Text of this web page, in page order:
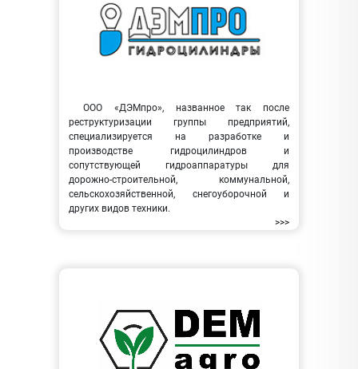
ООО «ДЭМпро», названное так после
реструктуризации группы предприятий,
специализируется на разработке и
производстве гидроцилиндров и
сопутствующей гидроаппаратуры для
дорожно-строительной, коммунальной,
сельскохозяйственной, снегоуборочной и
других видов техники.
>>>